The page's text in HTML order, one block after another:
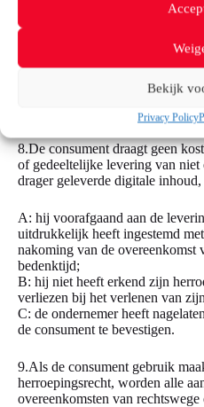
Bekijk
Privacy Policy
informatie over het
kostenvergoeding bij herroeping
voor herroeping niet heeft
B: de consument niet
water, elektriciteit of
bedenktijd heeft verzocht.
8.De consument draagt geen
of gedeeltelijke levering van niet
drager geleverde digitale
A: hij voorafgaand aan de
uitdrukkelijk heeft ingestemd
nakoming van de overeenkomst
bedenktijd;
B: hij niet heeft erkend zijn
verliezen bij het verlenen van
C: de ondernemer heeft
de consument te bevestigen.
9.Als de consument gebruik
herroepingsrecht, worden alle
overeenkomsten van rechtswege